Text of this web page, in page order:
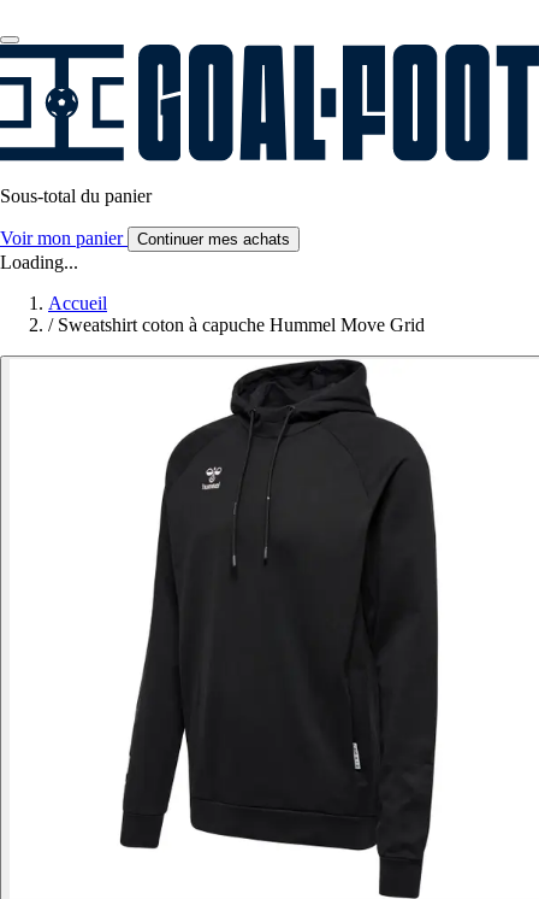
Sous-total du panier
Voir mon panier Continuer mes achats
Loading...
Accueil
/ Sweatshirt coton à capuche Hummel Move Grid